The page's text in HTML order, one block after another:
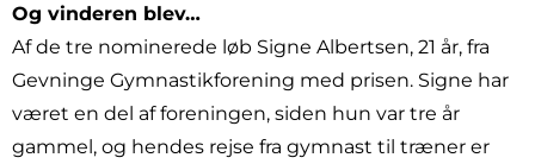
Og vinderen blev…
Af de tre nominerede løb Signe Albertsen, 21 år, fra
Gevninge Gymnastikforening med prisen. Signe har
været en del af foreningen, siden hun var tre år
gammel, og hendes rejse fra gymnast til træner er